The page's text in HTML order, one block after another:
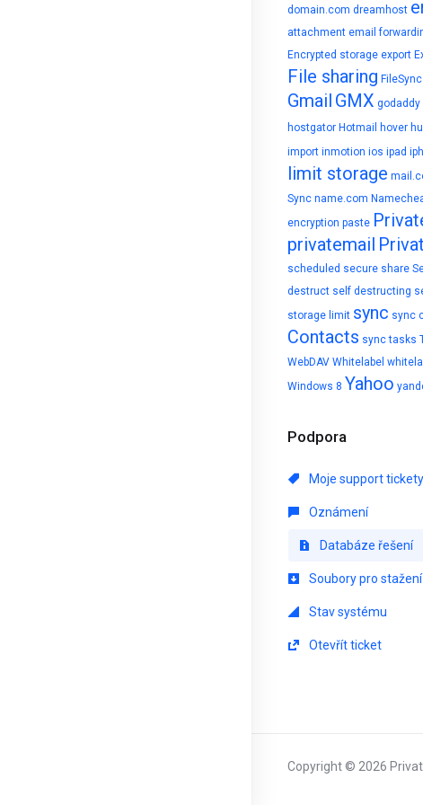
domain.com dreamhost
attachment email
Encrypted storage export
File sharing FileSync
Gmail GMX godaddy
hostgator Hotmail hover
import inmotion ios ipad
limit storage
Sync name.com
encryption paste
privatemail
scheduled secure share
destruct self destructing
storage limit sync sync
Contacts sync tasks
WebDAV Whitelabel
Windows 8 Yahoo
Podpora
Moje support tickety
Oznámení
Databáze řešení
Soubory pro stažení
Stav systému
Otevřít ticket
Copyright © 2026